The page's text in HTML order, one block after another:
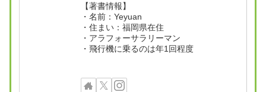
【著書情報】
・名前：Yeyuan
・住まい：福岡県在住
・アラフォーサラリーマン
・飛行機に乗るのは年1回程度